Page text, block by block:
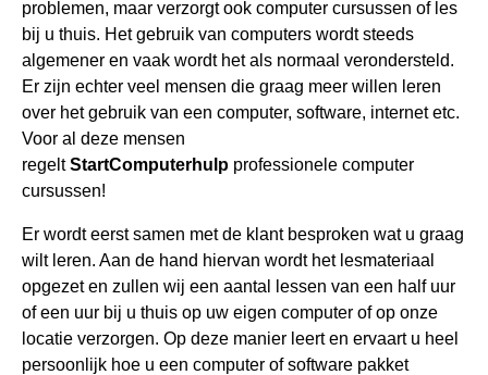
problemen, maar verzorgt ook computer cursussen of les
bij u thuis. Het gebruik van computers wordt steeds
algemener en vaak wordt het als normaal verondersteld.
Er zijn echter veel mensen die graag meer willen leren
over het gebruik van een computer, software, internet etc.
Voor al deze mensen
regeltStartComputerhulp professionele computer
cursussen!
Er wordt eerst samen met de klant besproken wat u graag
wilt leren. Aan de hand hiervan wordt het lesmateriaal
opgezet en zullen wij een aantal lessen van een half uur
of een uur bij u thuis op uw eigen computer of op onze
locatie verzorgen. Op deze manier leert en ervaart u heel
persoonlijk hoe u een computer of software pakket